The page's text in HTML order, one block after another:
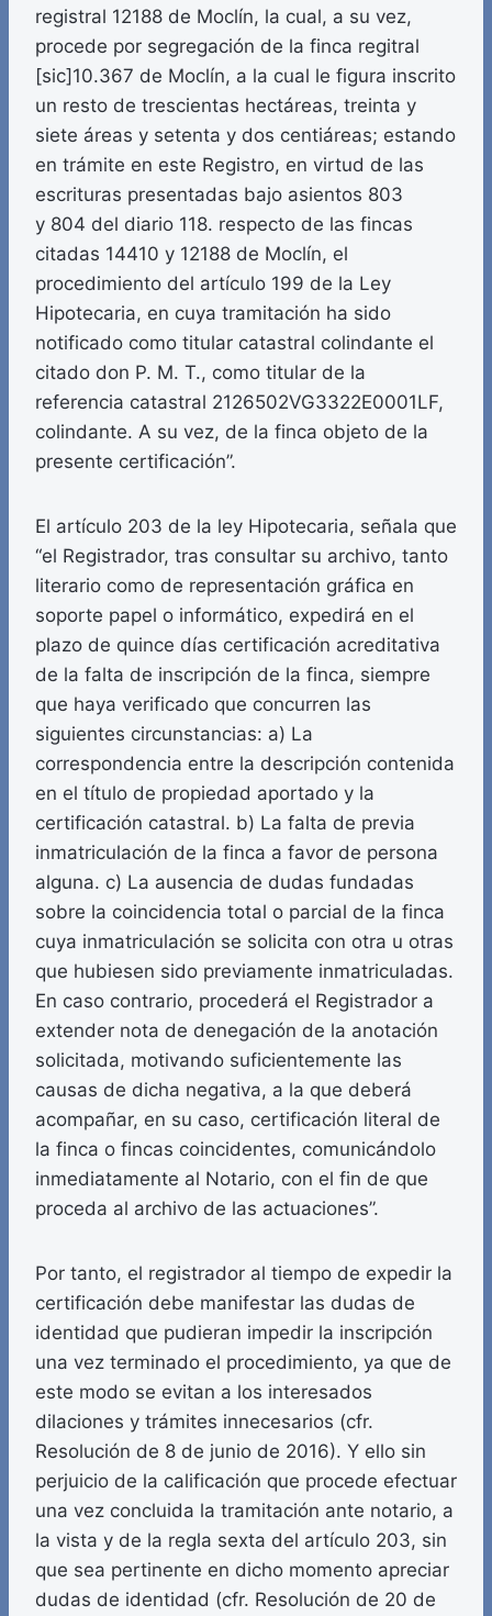
registral 12188 de Moclín, la cual, a su vez,
procede por segregación de la finca regitral
[sic]10.367 de Moclín, a la cual le figura inscrito
un resto de trescientas hectáreas, treinta y
siete áreas y setenta y dos centiáreas; estando
en trámite en este Registro, en virtud de las
escrituras presentadas bajo asientos 803
y 804 del diario 118. respecto de las fincas
citadas 14410 y 12188 de Moclín, el
procedimiento del artículo 199 de la Ley
Hipotecaria, en cuya tramitación ha sido
notificado como titular catastral colindante el
citado don P. M. T., como titular de la
referencia catastral 2126502VG3322E0001LF,
colindante. A su vez, de la finca objeto de la
presente certificación”.
El artículo 203 de la ley Hipotecaria, señala que
“el Registrador, tras consultar su archivo, tanto
literario como de representación gráfica en
soporte papel o informático, expedirá en el
plazo de quince días certificación acreditativa
de la falta de inscripción de la finca, siempre
que haya verificado que concurren las
siguientes circunstancias: a) La
correspondencia entre la descripción contenida
en el título de propiedad aportado y la
certificación catastral. b) La falta de previa
inmatriculación de la finca a favor de persona
alguna. c) La ausencia de dudas fundadas
sobre la coincidencia total o parcial de la finca
cuya inmatriculación se solicita con otra u otras
que hubiesen sido previamente inmatriculadas.
En caso contrario, procederá el Registrador a
extender nota de denegación de la anotación
solicitada, motivando suficientemente las
causas de dicha negativa, a la que deberá
acompañar, en su caso, certificación literal de
la finca o fincas coincidentes, comunicándolo
inmediatamente al Notario, con el fin de que
proceda al archivo de las actuaciones”.
Por tanto, el registrador al tiempo de expedir la
certificación debe manifestar las dudas de
identidad que pudieran impedir la inscripción
una vez terminado el procedimiento, ya que de
este modo se evitan a los interesados
dilaciones y trámites innecesarios (cfr.
Resolución de 8 de junio de 2016). Y ello sin
perjuicio de la calificación que procede efectuar
una vez concluida la tramitación ante notario, a
la vista y de la regla sexta del artículo 203, sin
que sea pertinente en dicho momento apreciar
dudas de identidad (cfr. Resolución de 20 de